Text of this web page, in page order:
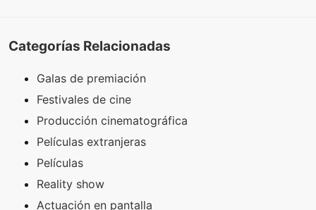
Categorías Relacionadas
Galas de premiación
Festivales de cine
Producción cinematográfica
Películas extranjeras
Películas
Reality show
Actuación en pantalla